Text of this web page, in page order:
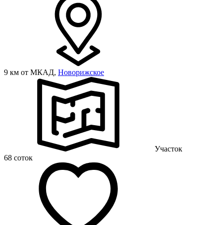
9 км от МКАД, Новорижское
Участок
68 соток